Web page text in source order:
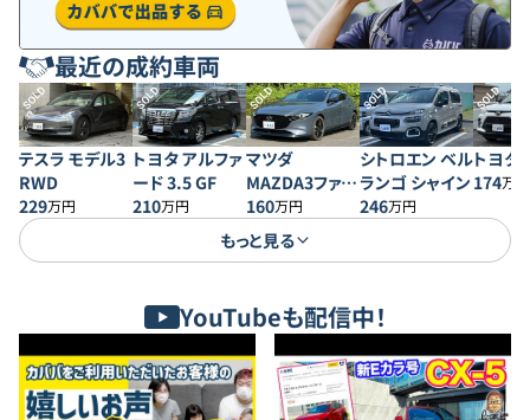
最近の成約車両
SOLD
テスラ モデル3
RWD
229万円
SOLD
トヨタ アルファ
ード 3.5 GF
210万円
SOLD
マツダ
MAZDA3ファス
トバック 20S プ
ロアクティブ
160万円
SOLD
シトロエン ベル
ランゴ シャイン
246万円
SOLD
トヨタ
174万円
もっと見る
YouTubeも配信中！